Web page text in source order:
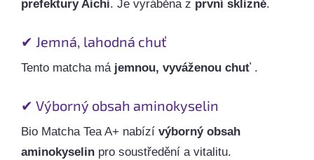
prefektury Aichi. Je vyráběna z první sklizně.
✔ Jemná, lahodná chuť
Tento matcha má jemnou, vyváženou chuť .
✔ Výborný obsah aminokyselin
Bio Matcha Tea A+ nabízí výborný obsah
aminokyselin pro soustředění a vitalitu.